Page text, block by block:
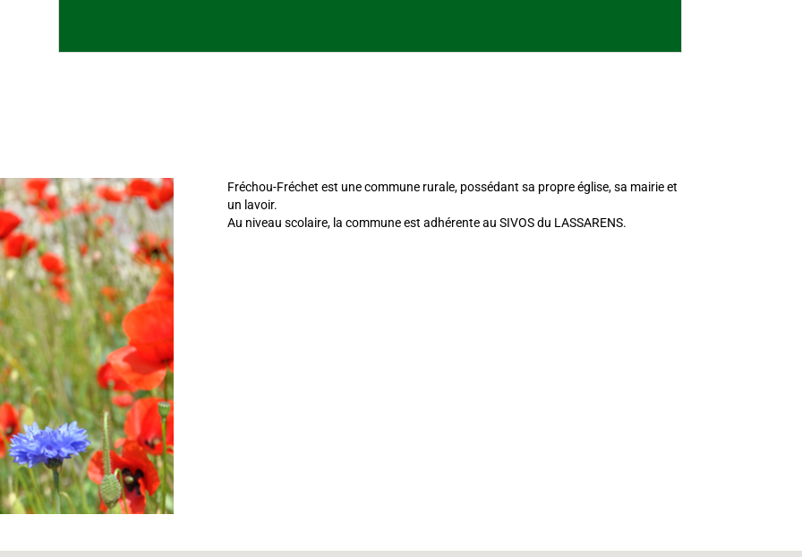
Fréchou-Fréchet est une commune rurale, possédant sa propre église, sa mairie et
un lavoir.
Au niveau scolaire, la commune est adhérente au SIVOS du LASSARENS.